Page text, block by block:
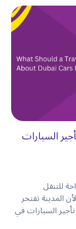
بالاعتماد
الإضافية
بكفاءة بين
سفرك
مجموعة واسعة
.
في دبي؟
إلى
السيارات
للتنقل
المدينة تفتخر
السيارات في